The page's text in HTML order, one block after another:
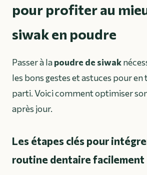
pour profiter au
siwak en poudre
Passer à lapoudre de siwak
les bons gestes et astuces pour
parti. Voici comment optimiser
après jour.
Les étapes clés pour
routine dentaire facilement